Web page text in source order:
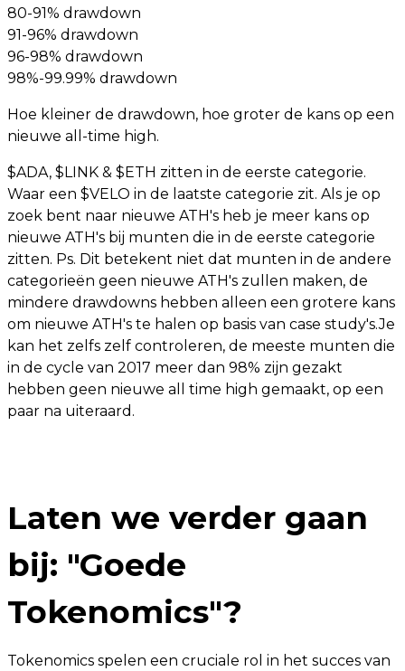
80-91% drawdown
91-96% drawdown
96-98% drawdown
98%-99.99% drawdown
Hoe kleiner de drawdown, hoe groter de kans op een
nieuwe all-time high.
$ADA, $LINK & $ETH zitten in de eerste categorie.
Waar een $VELO in de laatste categorie zit. Als je op
zoek bent naar nieuwe ATH's heb je meer kans op
nieuwe ATH's bij munten die in de eerste categorie
zitten. Ps. Dit betekent niet dat munten in de andere
categorieën geen nieuwe ATH's zullen maken, de
mindere drawdowns hebben alleen een grotere kans
om nieuwe ATH's te halen op basis van case study's.Je
kan het zelfs zelf controleren, de meeste munten die
in de cycle van 2017 meer dan 98% zijn gezakt
hebben geen nieuwe all time high gemaakt, op een
paar na uiteraard.
Laten we verder gaan
bij: "Goede
Tokenomics"?
Tokenomics spelen een cruciale rol in het succes van